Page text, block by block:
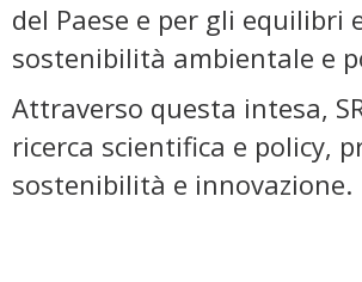
del Paese e per gli
sostenibilità ambientale e
Attraverso questa intesa,
ricerca scientifica e policy,
sostenibilità e innovazione.